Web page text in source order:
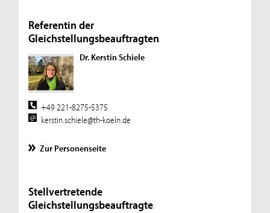
Referentin der
Gleichstellungsbeauftragten
Dr. Kerstin Schiele
+49 221-8275-5375
kerstin.schiele@th-koeln.de
Zur Personenseite
Stellvertretende
Gleichstellungsbeauftragte